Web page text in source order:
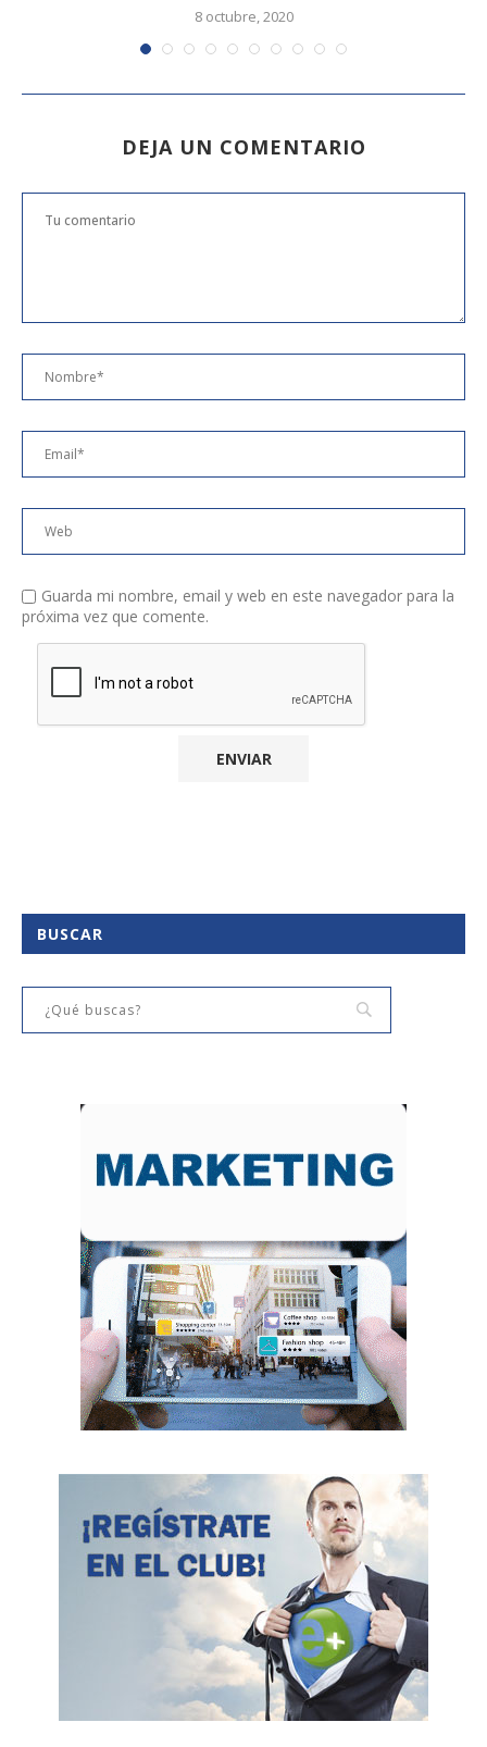
8 octubre, 2020
DEJA UN COMENTARIO
Guarda mi nombre, email y web en este navegador para la
próxima vez que comente.
BUSCAR